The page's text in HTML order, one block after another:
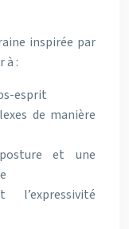
inspirée par
à :
esprit
de manière
et une